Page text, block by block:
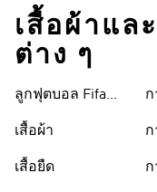
เสื้อผ้าแล
ต่าง ๆ
ลูกฟุตบอล Fifa
เสื้อผ้า
เสื้อยืด
ก
ก
ก